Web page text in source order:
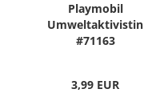
Playmobil
Umweltaktivistin
#71163
3,99 EUR